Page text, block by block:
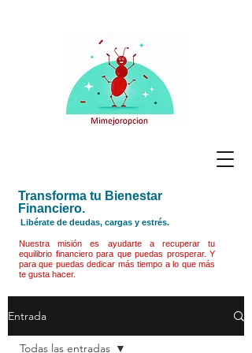
Transforma tu Bienestar
Financiero.
Libérate de deudas, cargas y estrés.
Nuestra misión es ayudarte a recuperar tu
equilibrio financiero para que puedas prosperar. Y
para que puedas dedicar más tiempo a lo que más
te gusta hacer.
Entrada
Todas las entradas